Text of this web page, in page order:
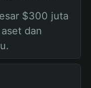
$300 juta
dan